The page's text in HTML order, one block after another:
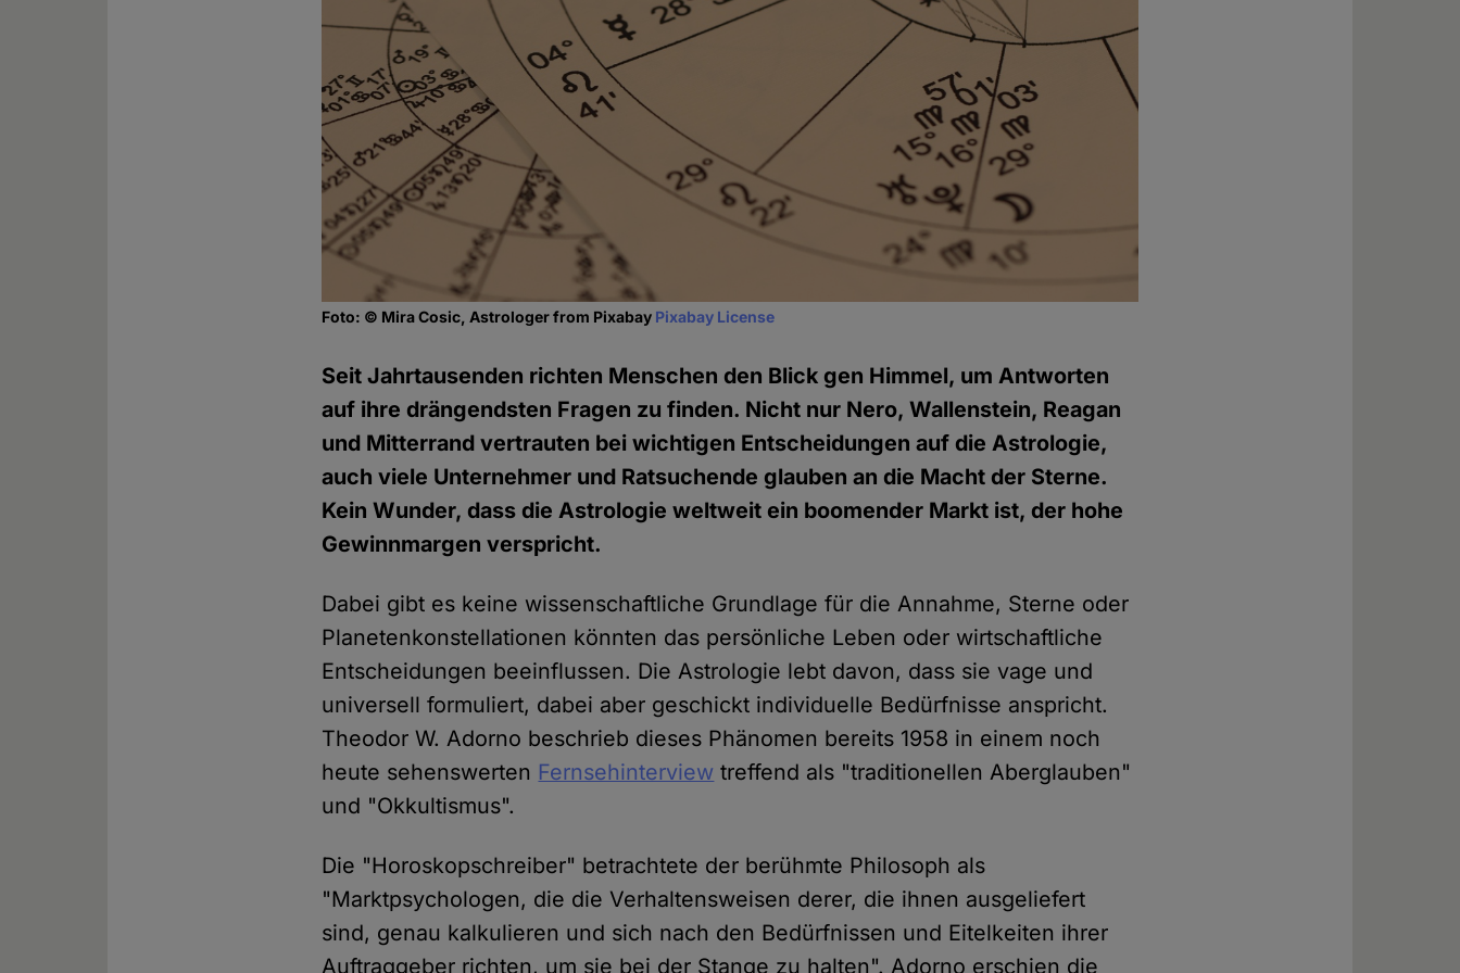
Foto: © Mira Cosic, Astrologer from Pixabay Pixabay License
Seit Jahrtausenden richten Menschen den Blick gen Himmel, um Antworten
auf ihre drängendsten Fragen zu finden. Nicht nur Nero, Wallenstein, Reagan
und Mitterrand vertrauten bei wichtigen Entscheidungen auf die Astrologie,
auch viele Unternehmer und Ratsuchende glauben an die Macht der Sterne.
Kein Wunder, dass die Astrologie weltweit ein boomender Markt ist, der hohe
Gewinnmargen verspricht.
Dabei gibt es keine wissenschaftliche Grundlage für die Annahme, Sterne oder
Planetenkonstellationen könnten das persönliche Leben oder wirtschaftliche
Entscheidungen beeinflussen. Die Astrologie lebt davon, dass sie vage und
universell formuliert, dabei aber geschickt individuelle Bedürfnisse anspricht.
Theodor W. Adorno beschrieb dieses Phänomen bereits 1958 in einem noch
heute sehenswerten Fernsehinterview treffend als "traditionellen Aberglauben"
und "Okkultismus".
Die "Horoskopschreiber" betrachtete der berühmte Philosoph als
"Marktpsychologen, die die Verhaltensweisen derer, die ihnen ausgeliefert
sind, genau kalkulieren und sich nach den Bedürfnissen und Eitelkeiten ihrer
Auftraggeber richten, um sie bei der Stange zu halten". Adorno erschien die